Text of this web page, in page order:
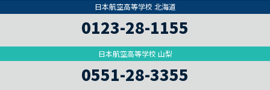
日本航空高等学校 北海道
0123-28-1155
日本航空高等学校 山梨
0551-28-3355